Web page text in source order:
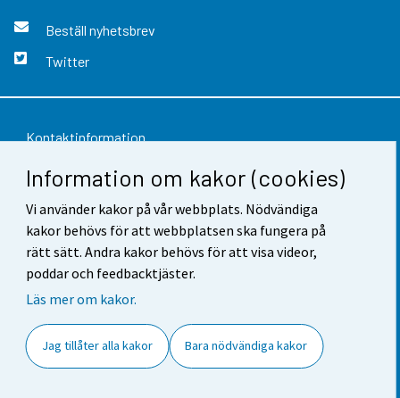
Information om kakor (cookies)
Vi använder kakor på vår webbplats. Nödvändiga
kakor behövs för att webbplatsen ska fungera på
rätt sätt. Andra kakor behövs för att visa videor,
poddar och feedbacktjäster.
Läs mer om kakor.
Jag tillåter alla kakor Bara nödvändiga kakor
Beställ nyhetsbrev
Twitter
Kontaktinformation
Respons
Användarvillkor
Dataskydd
Tillgänglighet
Cookie-inställningar